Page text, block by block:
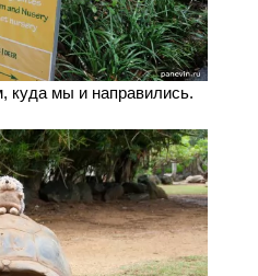
куда мы и направились.